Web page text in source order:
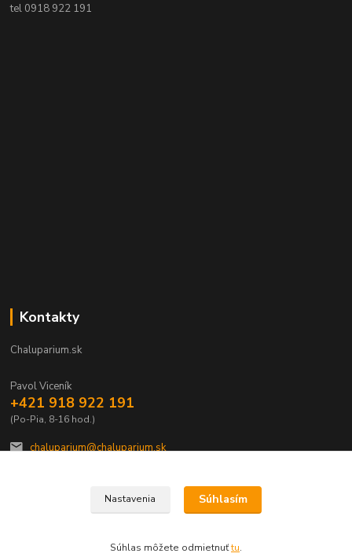
tel 0918 922 191
Kontakty
Chaluparium.sk
Pavol Viceník
+421 918 922 191
(Po-Pia, 8-16 hod.)
chaluparium@chaluparium.sk
Nastavenia Súhlasím
Súhlas môžete odmietnuťtu.